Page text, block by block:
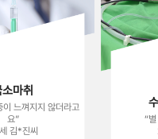
마취
이 느껴지지 않더라고
요”
김*진씨
“